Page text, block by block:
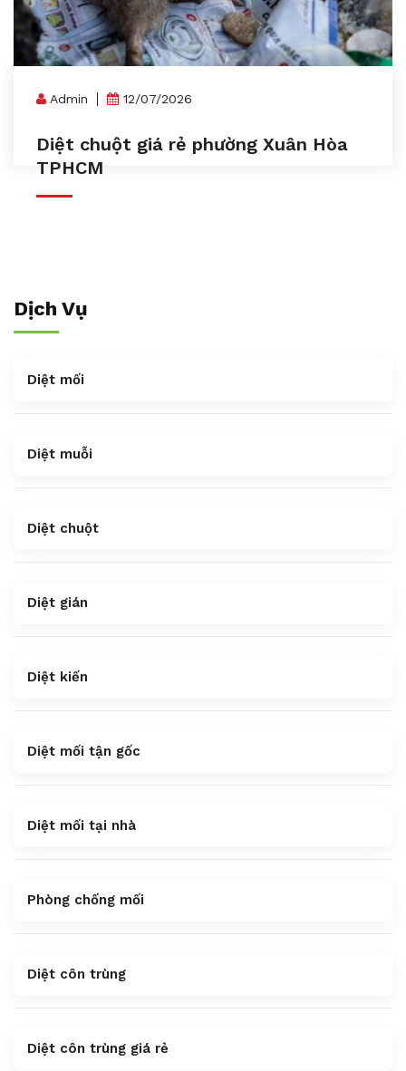
Admin 12/07/2026
Diệt chuột giá rẻ phường Xuân Hòa
TPHCM
Dịch Vụ
Diệt mối
Diệt muỗi
Diệt chuột
Diệt gián
Diệt kiến
Diệt mối tận gốc
Diệt mối tại nhà
Phòng chống mối
Diệt côn trùng
Diệt côn trùng giá rẻ